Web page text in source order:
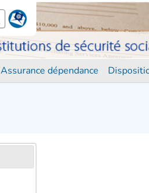
Assurance dépendance